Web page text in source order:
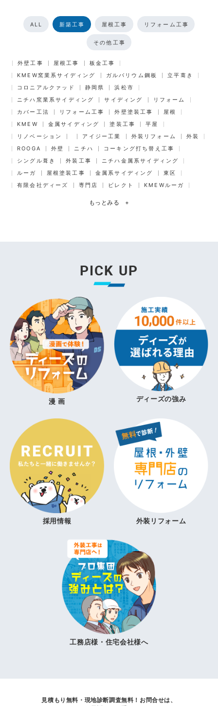
ALL 新築工事 屋根工事 リフォーム工事
その他工事
外壁工事 屋根工事
板金工事
KMEW窯業系サイディング
ガルバリウム鋼板
立平葺き
コロニアルクァッド
静岡県
浜松市
ニチハ窯業系サイディング
サイディング
リフォーム
カバー工法
リフォーム工事 外壁塗装工事
屋根
KMEW
金属サイディング 塗装工事
平屋
リノベーション
アイジー工業 外装リフォーム
外装
ROOGA
外壁 ニチハ
コーキング打ち替え工事
シングル葺き
外装工事
ニチハ金属系サイディング
ルーガ
屋根塗装工事 金属系サイディング
東区
有限会社ディーズ
専門店 ビレクト KMEWルーガ
もっとみる +
PICK UP
漫 画 ディーズの強み
採用情報 外装リフォーム
工務店様・住宅会社様へ
見積もり無料・現地診断調査無料！ お問合せは、